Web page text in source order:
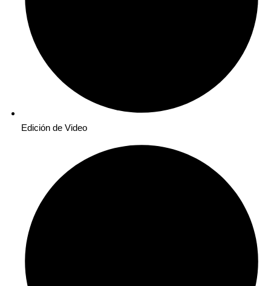
Edición de Video